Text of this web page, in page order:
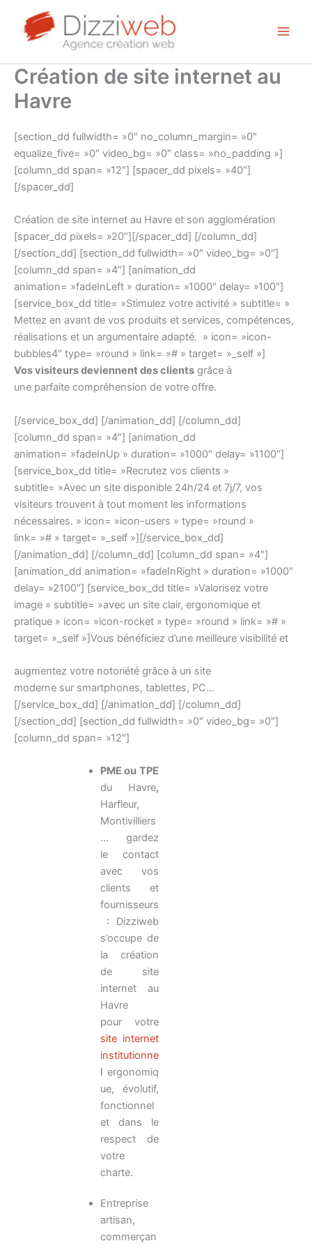
contenu
Création de site internet au
Havre
[section_dd fullwidth= »0″ no_column_margin= »0″
equalize_five= »0″ video_bg= »0″ class= »no_padding »]
[column_dd span= »12″] [spacer_dd pixels= »40″]
[/spacer_dd]
Création de site internet au Havre et son agglomération
[spacer_dd pixels= »20″][/spacer_dd] [/column_dd]
[/section_dd] [section_dd fullwidth= »0″ video_bg= »0″]
[column_dd span= »4″] [animation_dd
animation= »fadeInLeft » duration= »1000″ delay= »100″]
[service_box_dd title= »Stimulez votre activité » subtitle= »
Mettez en avant de vos produits et services, compétences,
réalisations et un argumentaire adapté. » icon= »icon-
bubbles4″ type= »round » link= »# » target= »_self »]
Vos visiteurs deviennent des clients grâce à
une parfaite compréhension de votre offre.
[/service_box_dd] [/animation_dd] [/column_dd]
[column_dd span= »4″] [animation_dd
animation= »fadeInUp » duration= »1000″ delay= »1100″]
[service_box_dd title= »Recrutez vos clients »
subtitle= »Avec un site disponible 24h/24 et 7j/7, vos
visiteurs trouvent à tout moment les informations
nécessaires. » icon= »icon-users » type= »round »
link= »# » target= »_self »][/service_box_dd]
[/animation_dd] [/column_dd] [column_dd span= »4″]
[animation_dd animation= »fadeInRight » duration= »1000″
delay= »2100″] [service_box_dd title= »Valorisez votre
image » subtitle= »avec un site clair, ergonomique et
pratique » icon= »icon-rocket » type= »round » link= »# »
target= »_self »]Vous bénéficiez d’une meilleure visibilité et
augmentez votre notoriété grâce à un site
moderne sur smartphones, tablettes, PC…
[/service_box_dd] [/animation_dd] [/column_dd]
[/section_dd] [section_dd fullwidth= »0″ video_bg= »0″]
[column_dd span= »12″]
PME ou TPE
du Havre,
Harfleur,
Montivilliers
… gardez
le contact
avec vos
clients et
fournisseurs
: Dizziweb
s’occupe de
la création
de site
internet au
Havre
pour votre
site internet
institutionne
lergonomiq
ue, évolutif,
fonctionnel
et dans le
respect de
votre
charte.
Entreprise
artisan,
commerçan